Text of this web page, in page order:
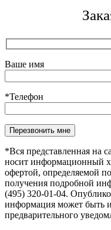
Ваше имя
*Телефон
Оставьте это поле пустым.
*Вся представленная на
носит информационный
офертой, определяемой
получения подробной
(495) 320-01-04.
информация может быть
предварительного